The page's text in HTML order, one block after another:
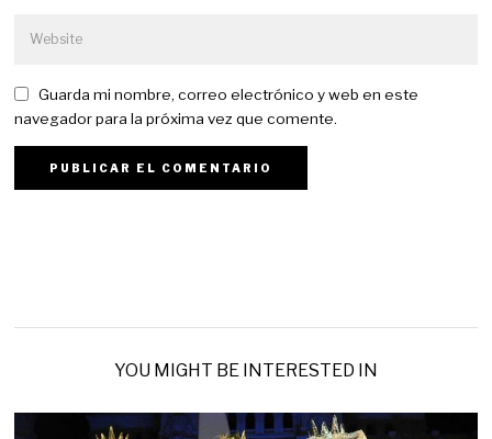
Guarda mi nombre, correo electrónico y web en este
navegador para la próxima vez que comente.
YOU MIGHT BE INTERESTED IN